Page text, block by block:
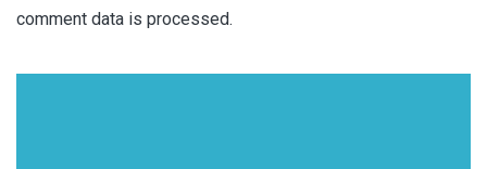
comment data is processed.